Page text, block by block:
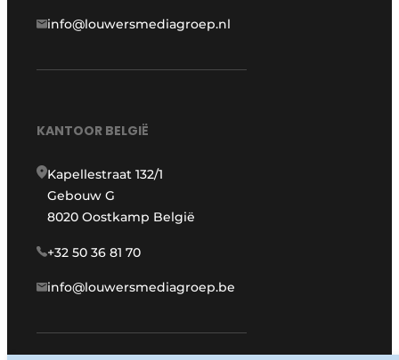
info@louwersmediagroep.nl
KANTOOR BELGIË
Kapellestraat 132/1
Gebouw G
8020 Oostkamp België
+32 50 36 81 70
info@louwersmediagroep.be